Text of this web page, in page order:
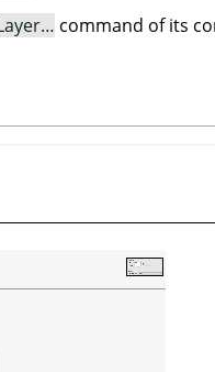
command of its